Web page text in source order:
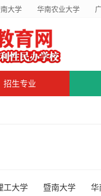
大学 华南农业大学
招生专业
工大学 暨南大学 华